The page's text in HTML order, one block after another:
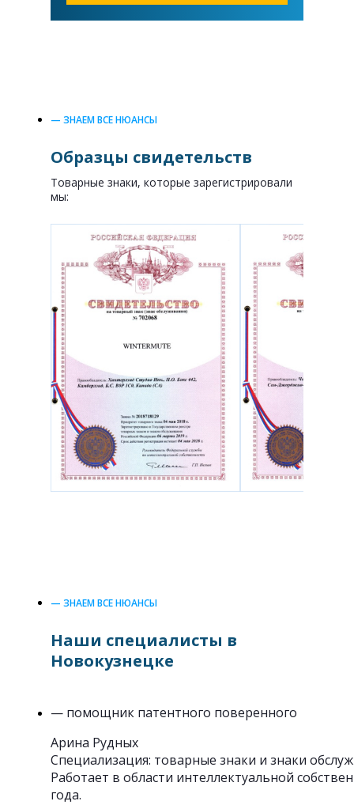
— ЗНАЕМ ВСЕ НЮАНСЫ
Образцы свидетельств
Товарные знаки, которые зарегистрировали
мы:
— ЗНАЕМ ВСЕ НЮАНСЫ
Наши специалисты в
Новокузнецке
— помощник патентного поверенного
Арина Рудных
Специализация: товарные знаки и знаки
Работает в области интеллектуальной
года.